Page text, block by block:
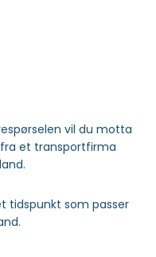
vil du motta
et transportfirma
tidspunkt som passer